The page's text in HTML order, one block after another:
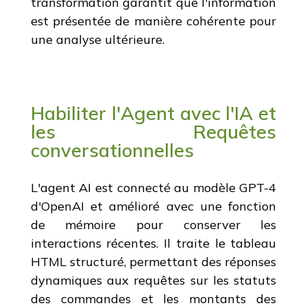
est présentée de manière cohérente pour
une analyse ultérieure.
Habiliter l'Agent avec l'IA et
les Requêtes
conversationnelles
L'agent AI est connecté au modèle GPT-4
d'OpenAI et amélioré avec une fonction
de mémoire pour conserver les
interactions récentes. Il traite le tableau
HTML structuré, permettant des réponses
dynamiques aux requêtes sur les statuts
des commandes et les montants des